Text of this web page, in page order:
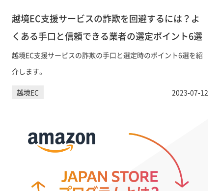
越境EC支援サービスの詐欺を回避するには？よ
くある手口と信頼できる業者の選定ポイント6選
越境EC支援サービスの詐欺の手口と選定時のポイント6選を紹
介します。
越境EC 2023-07-12